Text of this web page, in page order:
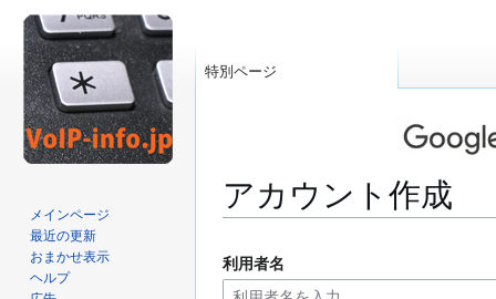
アカウント作成
ビ
索
利用者名
特別ページ
メインページ
最近の更新
おまかせ表示
ヘルプ